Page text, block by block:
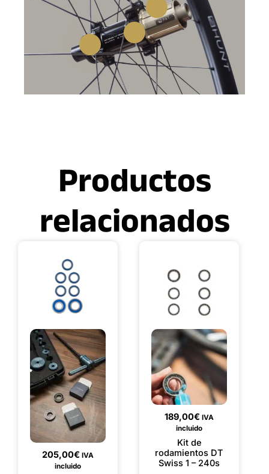
Productos
relacionados
205,00€ IVA
incluido
189,00€ IVA
incluido
Kit de
rodamientos DT
Swiss 1 – 240s